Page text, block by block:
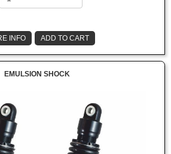
INFO ADD TO CART
EMULSION SHOCK